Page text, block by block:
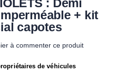
: Demi
+ kit
capotes
à commenter ce produit
de véhicules